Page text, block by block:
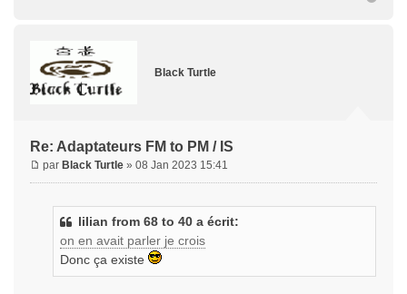
Black Turtle
Re: Adaptateurs FM to PM / IS
par Black Turtle » 08 Jan 2023 15:41
lilian from 68 to 40 a écrit:
on en avait parler je crois
Donc ça existe